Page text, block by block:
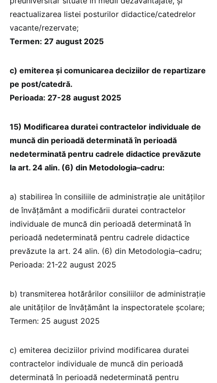
reactualizarea listei posturilor didactice/catedrelor
vacante/rezervate;
Termen: 27 august 2025
c) emiterea și comunicarea deciziilor de repartizare
pe post/catedră.
Perioada: 27-28 august 2025
15) Modificarea duratei contractelor individuale de
muncă din perioadă determinată în perioadă
nedeterminată pentru cadrele didactice prevăzute
la art. 24 alin. (6) din Metodologia–cadru:
a) stabilirea în consiliile de administrație ale unităților
de învățământ a modificării duratei contractelor
individuale de muncă din perioadă determinată în
perioadă nedeterminată pentru cadrele didactice
prevăzute la art. 24 alin. (6) din Metodologia–cadru;
Perioada: 21-22 august 2025
b) transmiterea hotărârilor consiliilor de administrație
ale unităților de învățământ la inspectoratele școlare;
Termen: 25 august 2025
c) emiterea deciziilor privind modificarea duratei
contractelor individuale de muncă din perioadă
determinată în perioadă nedeterminată pentru